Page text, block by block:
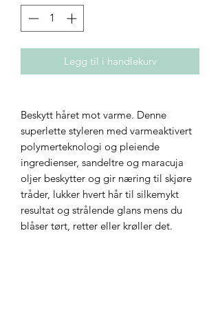
Legg til i handlekurv
Beskytt håret mot varme. Denne
superlette styleren med varmeaktivert
polymerteknologi og pleiende
ingredienser, sandeltre og maracuja
oljer beskytter og gir næring til skjøre
tråder, lukker hvert hår til silkemykt
resultat og strålende glans mens du
blåser tørt, retter eller krøller det.